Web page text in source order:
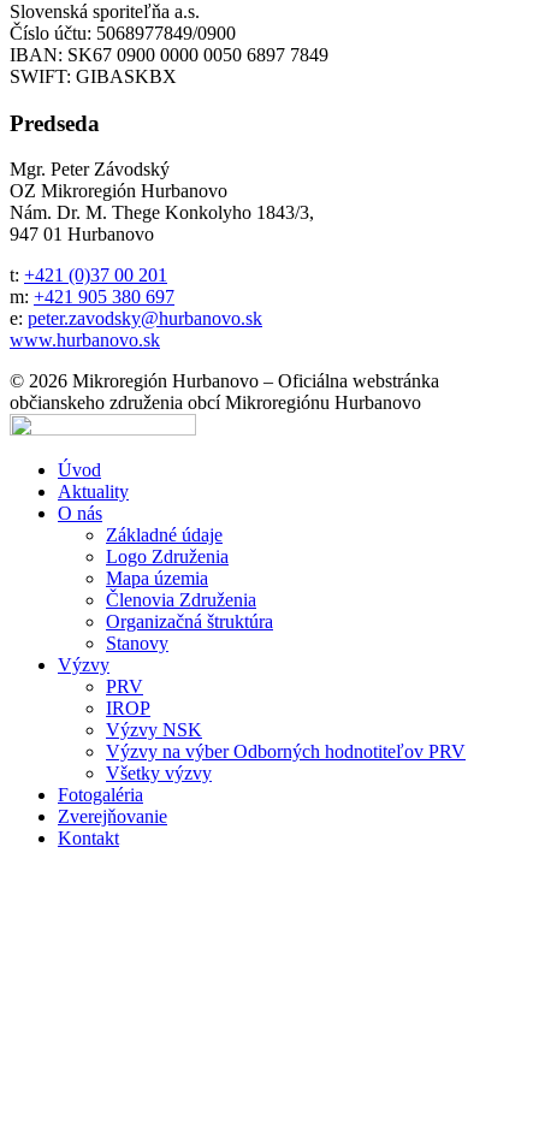
Slovenská sporiteľňa a.s.
Číslo účtu: 5068977849/0900
IBAN: SK67 0900 0000 0050 6897 7849
SWIFT: GIBASKBX
Predseda
Mgr. Peter Závodský
OZ Mikroregión Hurbanovo
Nám. Dr. M. Thege Konkolyho 1843/3,
947 01 Hurbanovo
t: +421 (0)37 00 201
m: +421 905 380 697
e: peter.zavodsky@hurbanovo.sk
www.hurbanovo.sk
© 2026 Mikroregión Hurbanovo – Oficiálna webstránka
občianskeho združenia obcí Mikroregiónu Hurbanovo
Úvod
Aktuality
O nás
Základné údaje
Logo Združenia
Mapa územia
Členovia Združenia
Organizačná štruktúra
Stanovy
Výzvy
PRV
IROP
Výzvy NSK
Výzvy na výber Odborných hodnotiteľov PRV
Všetky výzvy
Fotogaléria
Zverejňovanie
Kontakt